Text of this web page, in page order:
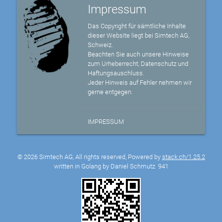
Impressum
Das Copyright für sämtliche Inhalte
dieser Website liegt bei Simtech AG,
Schweiz.
Beachten Sie auch unsere Hinweise
zum Urheberrecht, Datenschutz und
Haftungsauschluss.
Jeder Hinweis auf Fehler nehmen wir
gerne entgegen.
IMPRESSUM
© 2026 Simtech AG, All rights reserved, Powered by stack.ch/1.25.2
written in Golang by Daniel Schmutz 941